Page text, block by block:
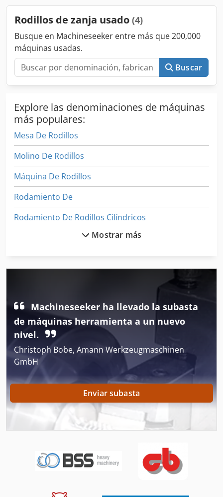
Rodillos de zanja usado (4)
Busque en Machineseeker entre más que 200,000
máquinas usadas.
Buscar
Explore las denominaciones de máquinas
más populares:
Mesa De Rodillos
Molino De Rodillos
Máquina De Rodillos
Rodamiento De
Rodamiento De Rodillos Cilíndricos
Rodamientos De Rodillos Cilíndricos
Rodillo De 3 Rodillos
Rodillo De Alimentación
Rodillo De Calefacción
Rodillo De Camino
Rodillo De Curvar
Rodillo De Hilo
Rodillo De Hornada Plana
Rodillo De La Máquina De Pulir
Mostrar más
Machineseeker ha llevado la subasta
de máquinas herramienta a un nuevo
nivel.
Christoph Bobe, Amann Werkzeugmaschinen
GmbH
Enviar subasta